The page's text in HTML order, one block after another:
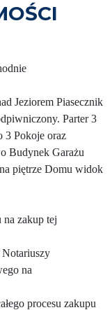
Jeziorem Piasecznik
Parter 3
3 Pokoje oraz
Budynek Garażu
piętrze Domu widok
zakup tej
Notariuszy
na
procesu zakupu